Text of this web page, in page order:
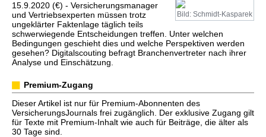
Bild: Schmidt-Kasparek
15.9.2020 (€) - Versicherungsmanager
und Vertriebsexperten müssen trotz
ungeklärter Faktenlage täglich teils
schwerwiegende Entscheidungen treffen. Unter welchen
Bedingungen geschieht dies und welche Perspektiven werden
gesehen? Digitalscouting befragt Branchenvertreter nach ihrer
Analyse und Einschätzung.
Premium-Zugang
Dieser Artikel ist nur für Premium-Abonnenten des
VersicherungsJournals frei zugänglich. Der exklusive Zugang gilt
für Texte mit Premium-Inhalt wie auch für Beiträge, die älter als
30 Tage sind.